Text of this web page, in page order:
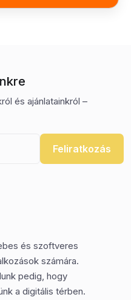
és ajánlatainkról –
Feliratkozás
és szoftveres
számára.
pedig, hogy
a digitális térben.